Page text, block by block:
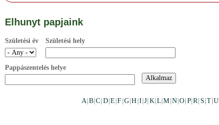
Elhunyt papjaink
Születési év Születési hely
Pappászentelés helye
A B |C D |E |F G |H I |J K L |M N |O P|R S T |U